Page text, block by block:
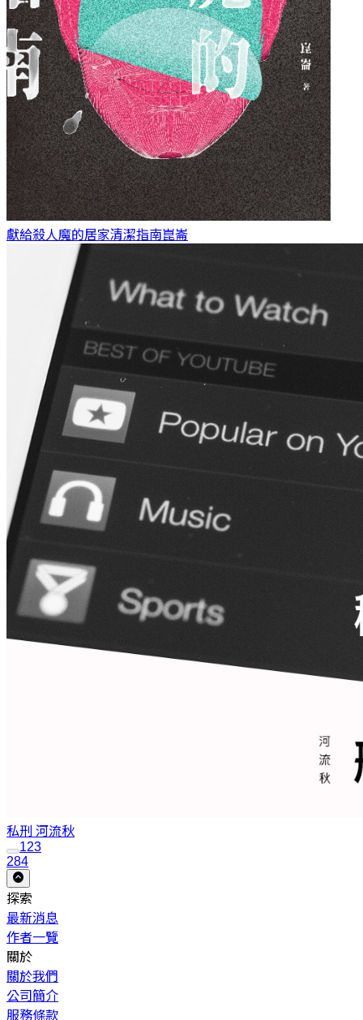
獻給殺人魔的居家清潔指南崑崙
私刑 河流秋
123
284
探索
最新消息
作者一覽
關於
關於我們
公司簡介
服務條款